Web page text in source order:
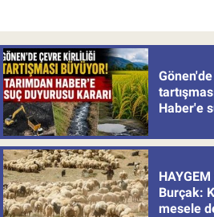
Haber'e
Burçak:
mesele